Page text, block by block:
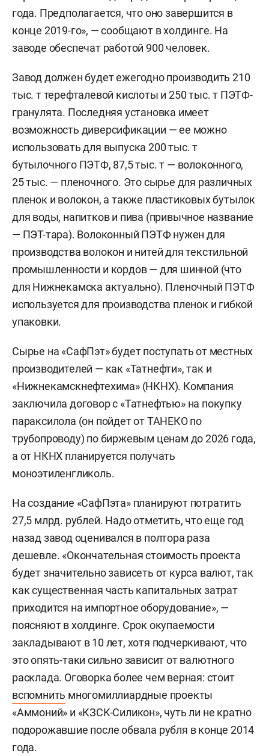
года. Предполагается, что оно завершится в
конце 2019-го», — сообщают в холдинге. На
заводе обеспечат работой 900 человек.
Завод должен будет ежегодно производить 210
тыс. т терефталевой кислоты и 250 тыс. т ПЭТФ-
гранулята. Последняя установка имеет
возможность диверсификации — ее можно
использовать для выпуска 200 тыс. т
бутылочного ПЭТФ, 87,5 тыс. т — волоконного,
25 тыс. — пленочного. Это сырье для различных
пленок и волокон, а также пластиковых бутылок
для воды, напитков и пива (привычное название
— ПЭТ-тара). Волоконный ПЭТФ нужен для
производства волокон и нитей для текстильной
промышленности и кордов — для шинной (что
для Нижнекамска актуально). Пленочный ПЭТФ
используется для производства пленок и гибкой
упаковки.
Сырье на «СафПэт» будет поступать от местных
производителей — как «Татнефти», так и
«Нижнекамскнефтехима» (НКНХ). Компания
заключила договор с «Татнефтью» на покупку
параксилола (он пойдет от ТАНЕКО по
трубопроводу) по биржевым ценам до 2026 года,
а от НКНХ планируется получать
моноэтиленгликоль.
На создание «СафПэта» планируют потратить
27,5 млрд. рублей. Надо отметить, что еще год
назад завод оценивался в полтора раза
дешевле. «Окончательная стоимость проекта
будет значительно зависеть от курса валют, так
как существенная часть капитальных затрат
приходится на импортное оборудование», —
поясняют в холдинге. Срок окупаемости
закладывают в 10 лет, хотя подчеркивают, что
это опять-таки сильно зависит от валютного
расклада. Оговорка более чем верная: стоит
вспомнить многомиллиардные проекты
«Аммоний» и «КЗСК-Силикон», чуть ли не кратно
подорожавшие после обвала рубля в конце 2014
года.